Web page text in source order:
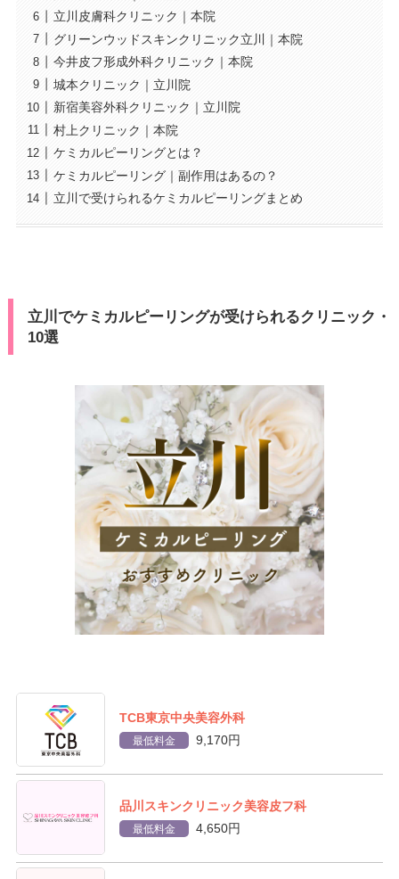
立川皮膚科クリニック｜本院
グリーンウッドスキンクリニック立川｜本院
今井皮フ形成外科クリニック｜本院
城本クリニック｜立川院
新宿美容外科クリニック｜立川院
村上クリニック｜本院
ケミカルピーリングとは？
ケミカルピーリング｜副作用はあるの？
立川で受けられるケミカルピーリングまとめ
立川でケミカルピーリングが受けられるクリニック・
10選
TCB東京中央美容外科
最低料金 9,170円
品川スキンクリニック美容皮フ科
最低料金 4,650円